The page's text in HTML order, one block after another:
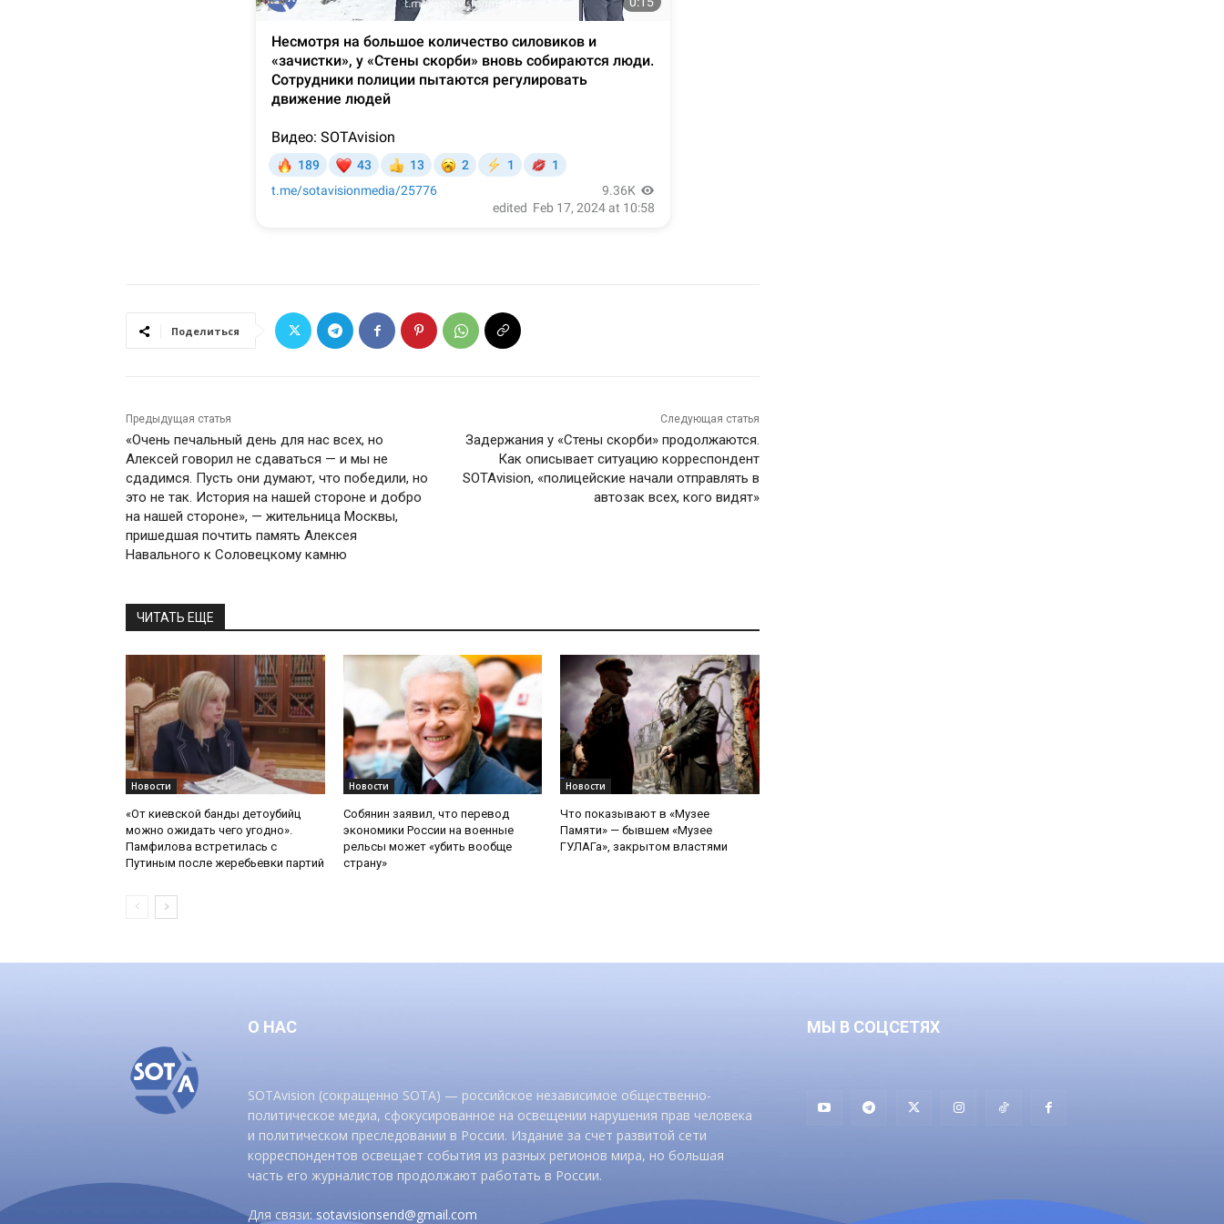
Поделиться
Предыдущая статья
«Очень печальный день для нас всех, но
Алексей говорил не сдаваться — и мы не
сдадимся. Пусть они думают, что победили, но
это не так. История на нашей стороне и добро
на нашей стороне», — жительница Москвы,
пришедшая почтить память Алексея
Навального к Соловецкому камню
Следующая статья
Задержания у «Стены скорби» продолжаются.
Как описывает ситуацию корреспондент
SOTAvision, «полицейские начали отправлять в
автозак всех, кого видят»
ЧИТАТЬ ЕЩЕ
Новости
«От киевской банды детоубийц
можно ожидать чего угодно».
Памфилова встретилась с
Путиным после жеребьевки партий
Новости
Собянин заявил, что перевод
экономики России на военные
рельсы может «убить вообще
страну»
Новости
Что показывают в «Музее
Памяти» — бывшем «Музее
ГУЛАГа», закрытом властями
О НАС
SOTAvision (сокращенно SOTA) — российское независимое общественно-
политическое медиа, сфокусированное на освещении нарушения прав человека
и политическом преследовании в России. Издание за счет развитой сети
корреспондентов освещает события из разных регионов мира, но большая
часть его журналистов продолжают работать в России.
Для связи:sotavisionsend@gmail.com
МЫ В СОЦСЕТЯХ